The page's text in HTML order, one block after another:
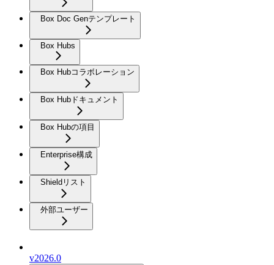
Box Doc Genテンプレート
Box Hubs
Box Hubコラボレーション
Box Hubドキュメント
Box Hubの項目
Enterprise構成
Shieldリスト
外部ユーザー
v2026.0